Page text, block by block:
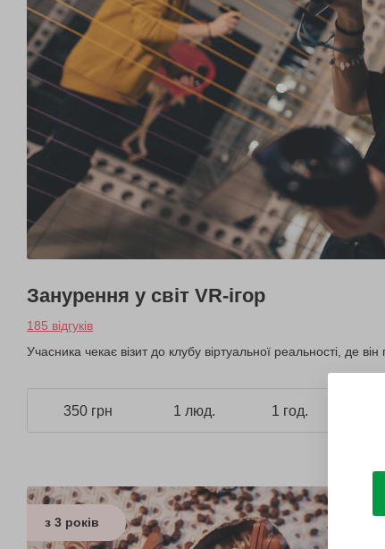
Занурення у світ VR-ігор
185 відгуків
Учасника чекає візит до клубу віртуальної реальності, де
350 грн 1 люд. 1 год.
з 3 років